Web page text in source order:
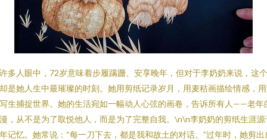
多人眼中，72岁意味着步履蹒跚、安享晚年，但对于李奶奶来说，这
是她人生中最璀璨的时刻。她用剪纸记录岁月，用麦秸画描绘情感，
生捕捉世界。她的生活宛如一幅动人心弦的画卷，告诉所有人——老年
，从不是为了取悦他人，而是为了完整自我。\n\n李奶奶的剪纸生涯源
记忆。她常说：“每一刀下去，都是我和故土的对话。”过年时，她剪出